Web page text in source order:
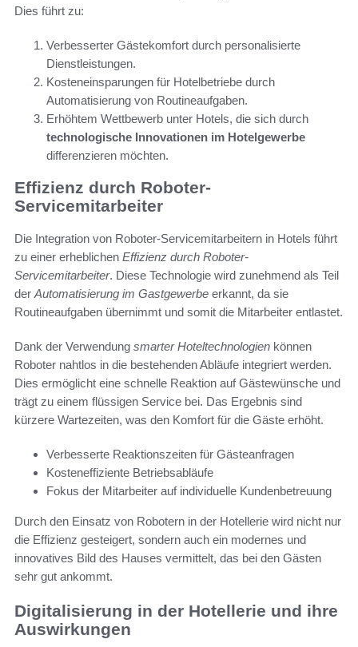
Dies führt zu:
Verbesserter Gästekomfort durch personalisierte
Dienstleistungen.
Kosteneinsparungen für Hotelbetriebe durch
Automatisierung von Routineaufgaben.
Erhöhtem Wettbewerb unter Hotels, die sich durch
technologische Innovationen im Hotelgewerbe
differenzieren möchten.
Effizienz durch Roboter-
Servicemitarbeiter
Die Integration von Roboter-Servicemitarbeitern in Hotels führt
zu einer erheblichen Effizienz durch Roboter-
Servicemitarbeiter. Diese Technologie wird zunehmend als Teil
der Automatisierung im Gastgewerbe erkannt, da sie
Routineaufgaben übernimmt und somit die Mitarbeiter entlastet.
Dank der Verwendung smarter Hoteltechnologien können
Roboter nahtlos in die bestehenden Abläufe integriert werden.
Dies ermöglicht eine schnelle Reaktion auf Gästewünsche und
trägt zu einem flüssigen Service bei. Das Ergebnis sind
kürzere Wartezeiten, was den Komfort für die Gäste erhöht.
Verbesserte Reaktionszeiten für Gästeanfragen
Kosteneffiziente Betriebsabläufe
Fokus der Mitarbeiter auf individuelle Kundenbetreuung
Durch den Einsatz von Robotern in der Hotellerie wird nicht nur
die Effizienz gesteigert, sondern auch ein modernes und
innovatives Bild des Hauses vermittelt, das bei den Gästen
sehr gut ankommt.
Digitalisierung in der Hotellerie und ihre
Auswirkungen